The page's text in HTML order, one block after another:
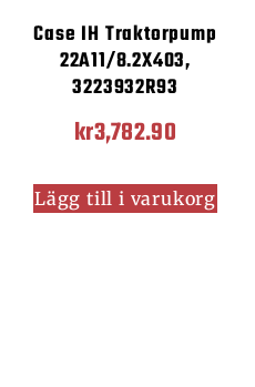
Case IH Traktorpump
22A11/8.2X403,
3223932R93
kr3,782.90
Lägg till i varukorg